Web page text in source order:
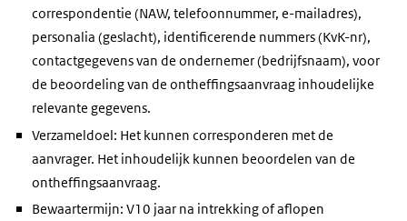
correspondentie (NAW, telefoonnummer, e-mailadres),
personalia (geslacht), identificerende nummers (KvK-nr),
contactgegevens van de ondernemer (bedrijfsnaam), voor
de beoordeling van de ontheffingsaanvraag inhoudelijke
relevante gegevens.
Verzameldoel: Het kunnen corresponderen met de
aanvrager. Het inhoudelijk kunnen beoordelen van de
ontheffingsaanvraag.
Bewaartermijn: V10 jaar na intrekking of aflopen